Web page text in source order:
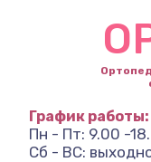
График работы:
Пн - Пт: 9.00 -
Сб - ВС: